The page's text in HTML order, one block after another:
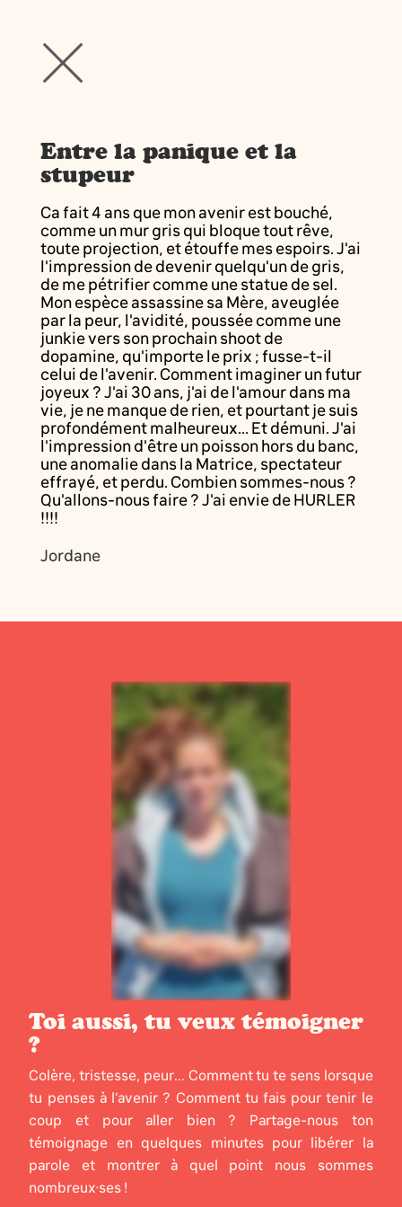
Entre la panique et la
stupeur
Ca fait 4 ans que mon avenir est bouché,
comme un mur gris qui bloque tout rêve,
toute projection, et étouffe mes espoirs. J'ai
l'impression de devenir quelqu'un de gris,
de me pétrifier comme une statue de sel.
Mon espèce assassine sa Mère, aveuglée
par la peur, l'avidité, poussée comme une
junkie vers son prochain shoot de
dopamine, qu'importe le prix ; fusse-t-il
celui de l'avenir. Comment imaginer un futur
joyeux ? J'ai 30 ans, j'ai de l'amour dans ma
vie, je ne manque de rien, et pourtant je suis
profondément malheureux... Et démuni. J'ai
l'impression d'être un poisson hors du banc,
une anomalie dans la Matrice, spectateur
effrayé, et perdu. Combien sommes-nous ?
Qu'allons-nous faire ? J'ai envie de HURLER
!!!!
Jordane
Toi aussi, tu veux témoigner
?
Colère, tristesse, peur... Comment tu te sens lorsque
tu penses à l’avenir ? Comment tu fais pour tenir le
coup et pour aller bien ? Partage-nous ton
témoignage en quelques minutes pour libérer la
parole et montrer à quel point nous sommes
nombreux·ses !